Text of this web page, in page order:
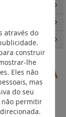
MT e DA
Definir
Ordenação
através do
construir
lhe
Eles não
mas
do seu
não permitir